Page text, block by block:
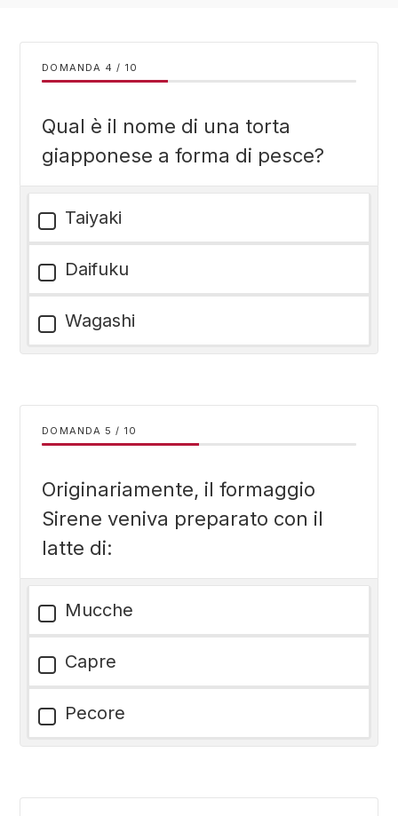
DOMANDA / 10
Qual è il nome di una torta
giapponese a forma di pesce?
Taiyaki
Daifuku
Wagashi
DOMANDA / 10
Originariamente, il formaggio
Sirene veniva preparato con il
latte di:
Mucche
Capre
Pecore